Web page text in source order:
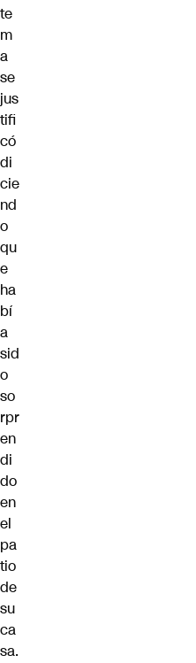
te
m
a
se
jus
tifi
có
di
cie
nd
o
qu
e
ha
bí
a
sid
o
so
rpr
en
di
do
en
el
pa
tio
de
su
ca
sa.